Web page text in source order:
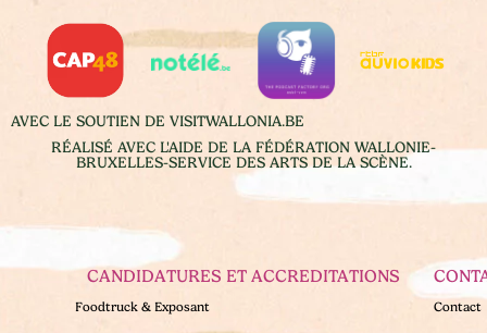
AVEC LE SOUTIEN DE VISITWALLONIA.BE
RÉALISÉ AVEC L'AIDE DE LA FÉDÉRATION WALLONIE-
BRUXELLES-SERVICE DES ARTS DE LA SCÈNE.
CANDIDATURES ET ACCREDITATIONS
Foodtruck & Exposant Contact